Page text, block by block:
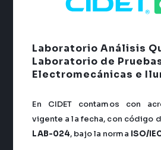
Laboratorio Análisis
Laboratorio de
Electromecánicas e
En CIDET contamos con
vigente a la fecha, con código
LAB-024, bajo la norma ISO/